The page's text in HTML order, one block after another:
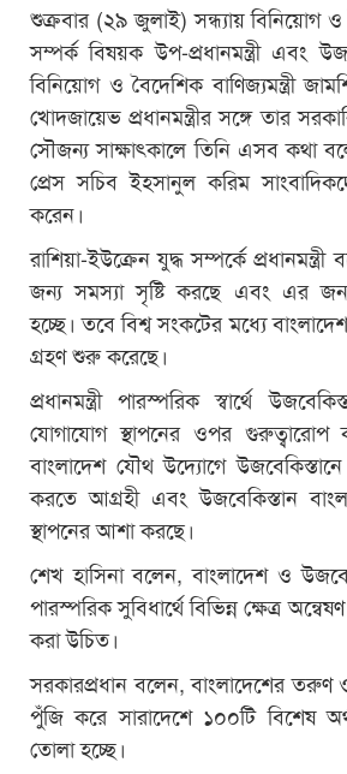
শুক্রবার (২৯ জুলাই) সন্ধ্যায় বিনিয়োগ
সম্পর্ক বিষয়ক উপ-প্রধানমন্ত্রী এবং
বিনিয়োগ ও বৈদেশিক বাণিজ্যমন্ত্রী
খোদজায়েভ প্রধানমন্ত্রীর সঙ্গে তার
সৌজন্য সাক্ষাৎকালে তিনি এসব কথা
প্রেস সচিব ইহসানুল করিম
করেন।
রাশিয়া-ইউক্রেন যুদ্ধ সম্পর্কে
জন্য সমস্যা সৃষ্টি করছে এবং এর
হচ্ছে। তবে বিশ্ব সংকটের মধ্যে
গ্রহণ শুরু করেছে।
প্রধানমন্ত্রী পারস্পরিক স্বার্থে
যোগাযোগ স্থাপনের ওপর গুরুত্বারোপ
বাংলাদেশ যৌথ উদ্যোগে উজবেকিস্তানে
করতে আগ্রহী এবং উজবেকিস্তান
স্থাপনের আশা করছে।
শেখ হাসিনা বলেন, বাংলাদেশ ও
পারস্পরিক সুবিধার্থে বিভিন্ন ক্ষেত্র
করা উচিত।
সরকারপ্রধান বলেন, বাংলাদেশের তরুণ
পুঁজি করে সারাদেশে ১০০টি বিশেষ
তোলা হচ্ছে।